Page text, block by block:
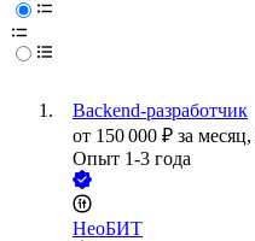
Backend-разработчик
от 150 000 ₽ за месяц,
Опыт 1-3 года
НеоБИТ